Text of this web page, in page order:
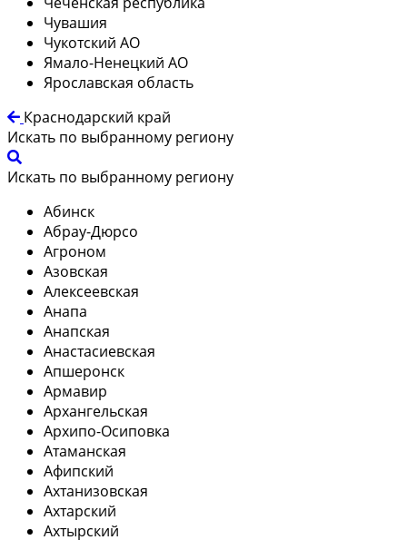
Чувашия
Чукотский АО
Ямало-Ненецкий АО
Ярославская область
Краснодарский край
Искать по выбранному региону
Искать по выбранному региону
Абинск
Абрау-Дюрсо
Агроном
Азовская
Алексеевская
Анапа
Анапская
Анастасиевская
Апшеронск
Армавир
Архангельская
Архипо-Осиповка
Атаманская
Афипский
Ахтанизовская
Ахтарский
Ахтырский